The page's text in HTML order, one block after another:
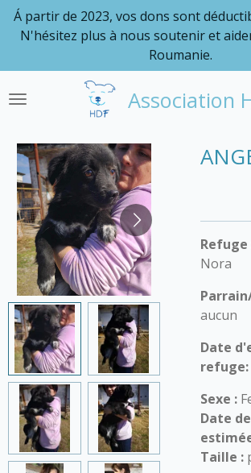
Passer
principal
Association
Á partir de 2023, vos dons sont
N'hésitez plus à nous soutenir et
Roumanie.
Refuge
Nora
aucun
Date
refuge:
Sexe :
Date
Taille :